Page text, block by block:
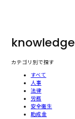
knowledge
カテゴリ別で探す
すべて
人事
法律
労務
安全衛生
助成金